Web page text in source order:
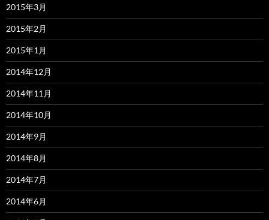
2015年3月
2015年2月
2015年1月
2014年12月
2014年11月
2014年10月
2014年9月
2014年8月
2014年7月
2014年6月